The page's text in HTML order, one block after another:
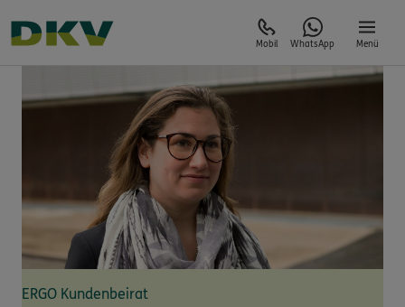
Mobil WhatsApp Menü
ERGO Kundenbeirat